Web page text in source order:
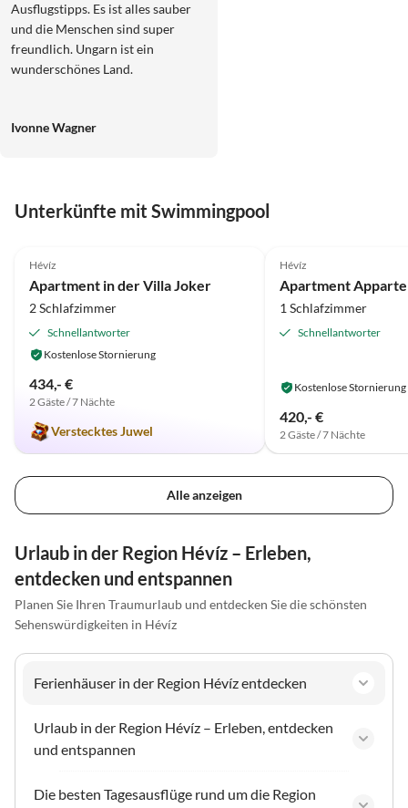
Ausflugstipps. Es ist alles sauber
und die Menschen sind super
freundlich. Ungarn ist ein
wunderschönes Land.
Ivonne Wagner
Unterkünfte mit Swimmingpool
Hévíz
Apartment in der Villa Joker
2 Schlafzimmer
Schnellantworter
Kostenlose Stornierung
434,- €
2 Gäste / 7 Nächte
Verstecktes Juwel
Hévíz
1 Schlafzimmer
Schnellantworter
Kostenlose Stornierung
420,- €
2 Gäste / 7 Nächte
Alle anzeigen
Urlaub in der Region Hévíz – Erleben,
entdecken und entspannen
Planen Sie Ihren Traumurlaub und entdecken Sie die schönsten
Sehenswürdigkeiten in Hévíz
Ferienhäuser in der Region Hévíz entdecken
Urlaub in der Region Hévíz – Erleben, entdecken
und entspannen
Die besten Tagesausflüge rund um die Region